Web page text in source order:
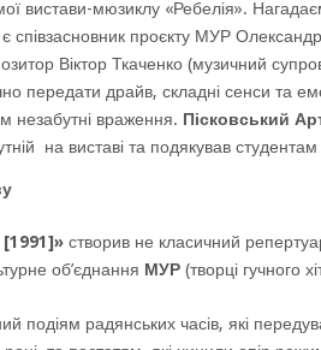
вистави-мюзиклу «Ребелія».
співзасновник проєкту МУР
Віктор Ткаченко (музичний
передати драйв, складні сенси та
незабутні враження. Пісковський
на виставі та подякував
[1991]»створив не класичний
об’єднання МУР(творці гучного
подіям радянських часів, які